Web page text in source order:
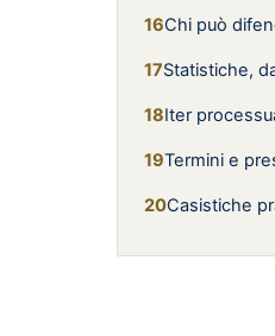
Chi può
Statistiche,
Iter
Termini e
Casistiche